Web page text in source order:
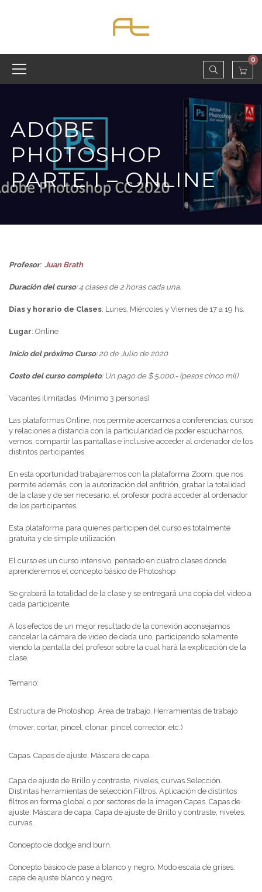
0
ADOBE
PHOTOSHOP
PARTE I – ONLINE
Profesor: Juan Brath
Duración del curso: 4 clases de 2 horas cada una.
Días y horario de Clases: Lunes, Miércoles y Viernes de 17 a 19 hs.
Lugar: Online
Inicio del próximo Curso: 20 de Julio de 2020
Costo del curso completo: Un pago de $ 5.000.- (pesos cinco mil)
Vacantes ilimitadas. (Mínimo 3 personas)
Las plataformas Online, nos permite acercarnos a conferencias, cursos
y relaciones a distancia con la particularidad de poder escucharnos,
vernos, compartir las pantallas e inclusive acceder al ordenador de los
distintos participantes.
En esta oportunidad trabajaremos con la plataforma Zoom, que nos
permite además, con la autorización del anfitrión, grabar la totalidad
de la clase y de ser necesario, el profesor podrá acceder al ordenador
de los participantes.
Esta plataforma para quienes participen del curso es totalmente
gratuita y de simple utilización.
El curso es un curso intensivo, pensado en cuatro clases donde
aprenderemos el concepto básico de Photoshop
Se grabará la totalidad de la clase y se entregará una copia del video a
cada participante.
A los efectos de un mejor resultado de la conexión aconsejamos
cancelar la cámara de video de dada uno, participando solamente
viendo la pantalla del profesor sobre la cual hará la explicación de la
clase.
Temario:
Estructura de Photoshop. Area de trabajo. Herramientas de trabajo
(mover, cortar, pincel, clonar, pincel corrector, etc.)
Capas. Capas de ajuste. Máscara de capa.
Capa de ajuste de Brillo y contraste, niveles, curvas.Selección.
Distintas herramientas de selección.Filtros. Aplicación de distintos
filtros en forma global o por sectores de la imagen.Capas. Capas de
ajuste. Máscara de capa. Capa de ajuste de Brillo y contraste, niveles,
curvas.
Concepto de dodge and burn.
Concepto básico de pase a blanco y negro. Modo escala de grises,
capa de ajuste blanco y negro.